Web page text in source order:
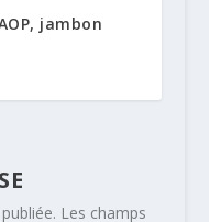
jambon
Les champs